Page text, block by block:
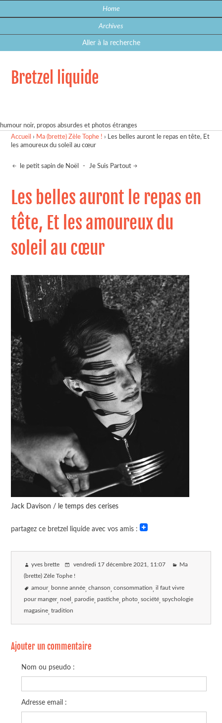
Home
Archives
Aller à la recherche
Bretzel liquide
humour noir, propos absurdes et photos étranges
Accueil › Ma (brette) Zèle Tophe ! › Les belles auront le repas en tête, Et
les amoureux du soleil au cœur
le petit sapin de Noël - Je Suis Partout
Les belles auront le repas en
tête, Et les amoureux du
soleil au cœur
Jack Davison / le temps des cerises
partagez ce bretzel liquide avec vos amis :
yves brette vendredi 17 décembre 2021, 11:07 Ma
(brette) Zèle Tophe !
amour bonne année chanson consommation il faut vivre
pour manger noel parodie pastiche photo société spychologie
magasine tradition
Ajouter un commentaire
Nom ou pseudo :
Adresse email :